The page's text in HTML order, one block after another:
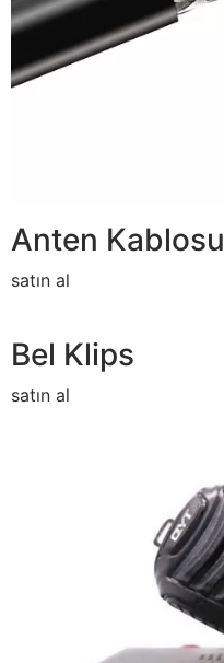
Anten Kablosu
satın al
Bel Klips
satın al